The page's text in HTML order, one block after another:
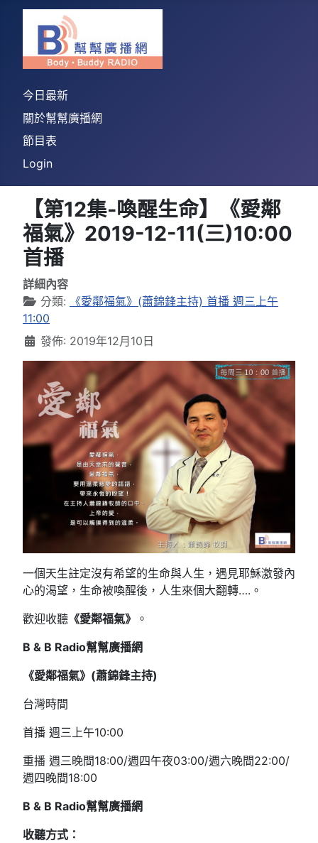
今日最新
關於幫幫廣播網
節目表
Login
【第12集-喚醒生命】《愛鄰
福氣》2019-12-11(三)10:00
首播
詳細內容
分類:
《愛鄰福氣》(蕭錦鋒主持) 首播 週三上午
11:00
發佈: 2019年12月10日
一個天生註定沒有希望的生命與人生，遇見耶穌激發內
心的渴望，生命被喚醒後，人生來個大翻轉….。
歡迎收聽 《愛鄰福氣》
。
B & B Radio幫幫廣播網
《愛鄰福氣》(蕭錦鋒主持)
台灣時間
首播 週三上午10:00
重播 週三晚間18:00/週四午夜03:00/週六晚間22:00/
週四晚間18:00
B & B Radio幫幫廣播網
收聽方式：